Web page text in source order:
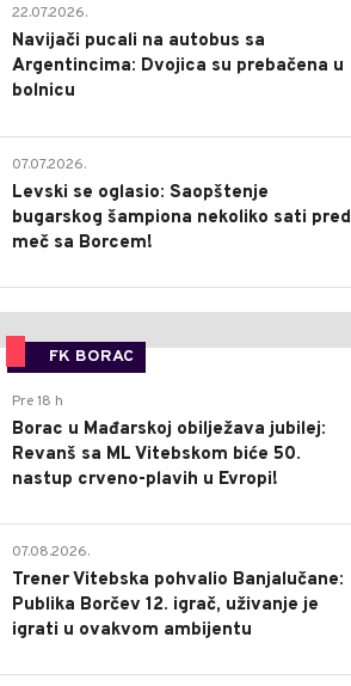
22.07.2026.
Navijači pucali na autobus sa
Argentincima: Dvojica su prebačena u
bolnicu
07.07.2026.
Levski se oglasio: Saopštenje
bugarskog šampiona nekoliko sati pred
meč sa Borcem!
FK BORAC
Pre 18 h
Borac u Mađarskoj obilježava jubilej:
Revanš sa ML Vitebskom biće 50.
nastup crveno-plavih u Evropi!
07.08.2026.
Trener Vitebska pohvalio Banjalučane:
Publika Borčev 12. igrač, uživanje je
igrati u ovakvom ambijentu